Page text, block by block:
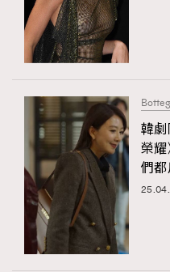
AFrenchMind
EmpowerF
韓
榮
們都